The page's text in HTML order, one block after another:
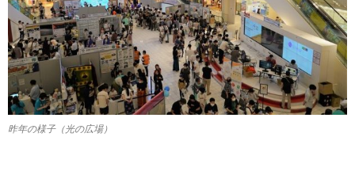
昨年の様子（光の広場）